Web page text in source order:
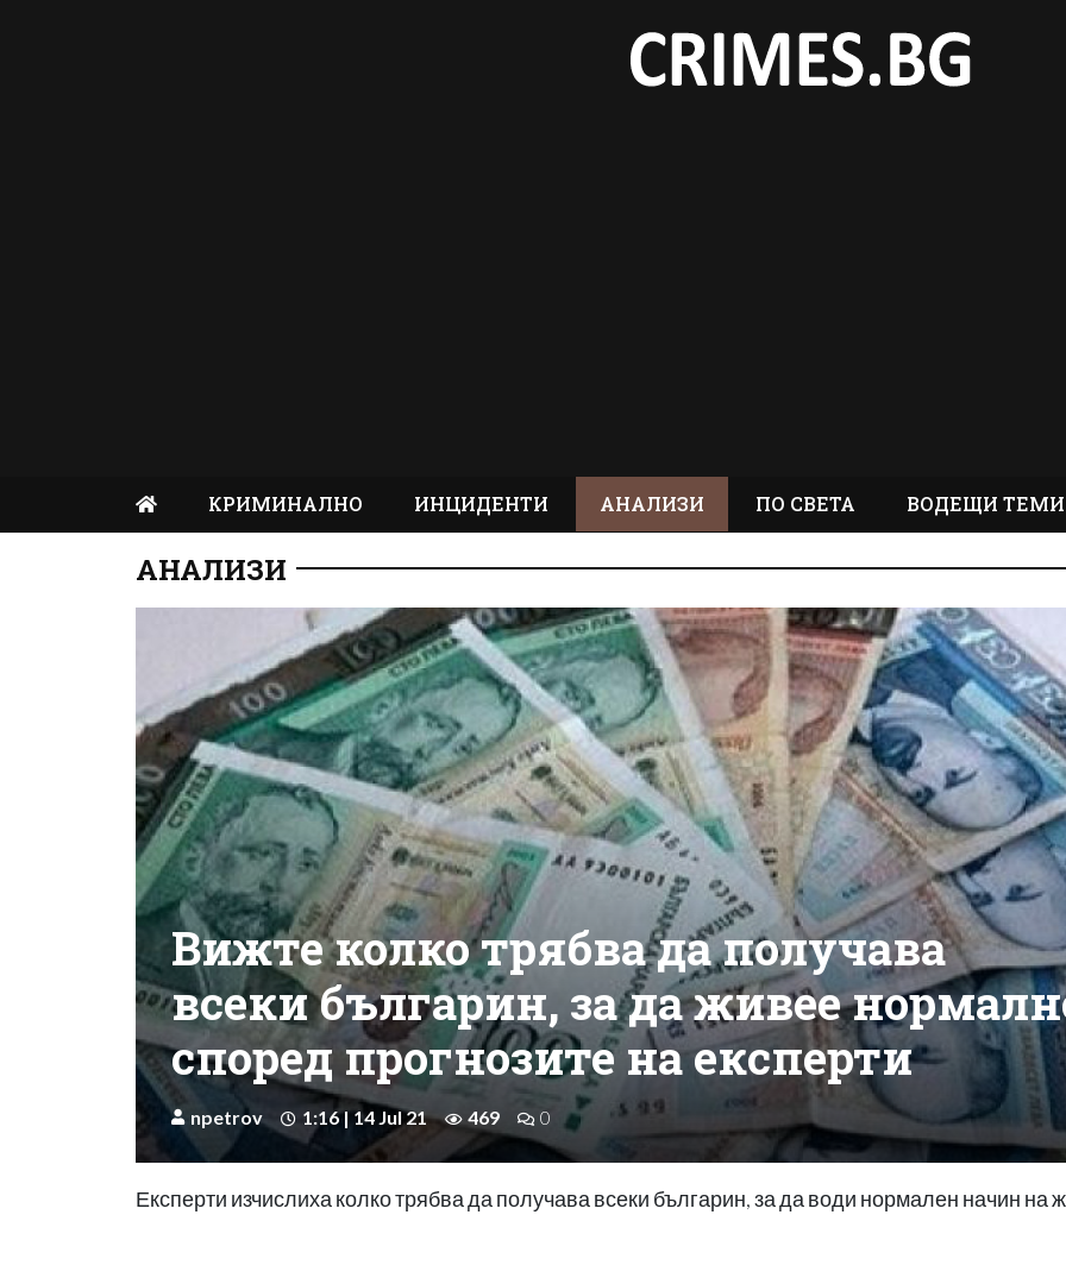
КРИМИНАЛНО ИНЦИДЕНТИ АНАЛИЗИ ПО СВЕТА ВОДЕЩИ ТЕМИ
АНАЛИЗИ
Вижте колко трябва да получава
всеки българин, за да живее
според прогнозите на експерти
npetrov 1:16 | 14 Jul 21 469 0
Експерти изчислиха колко трябва да получава всеки българин, за да води нормален начин на